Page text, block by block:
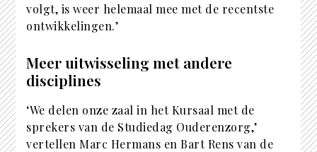
volgt, is weer helemaal mee met de recentste
ontwikkelingen.’
Meer uitwisseling met andere
disciplines
‘We delen onze zaal in het Kursaal met de
sprekers van de Studiedag Ouderenzorg,’
vertellen Marc Hermans en Bart Rens van de